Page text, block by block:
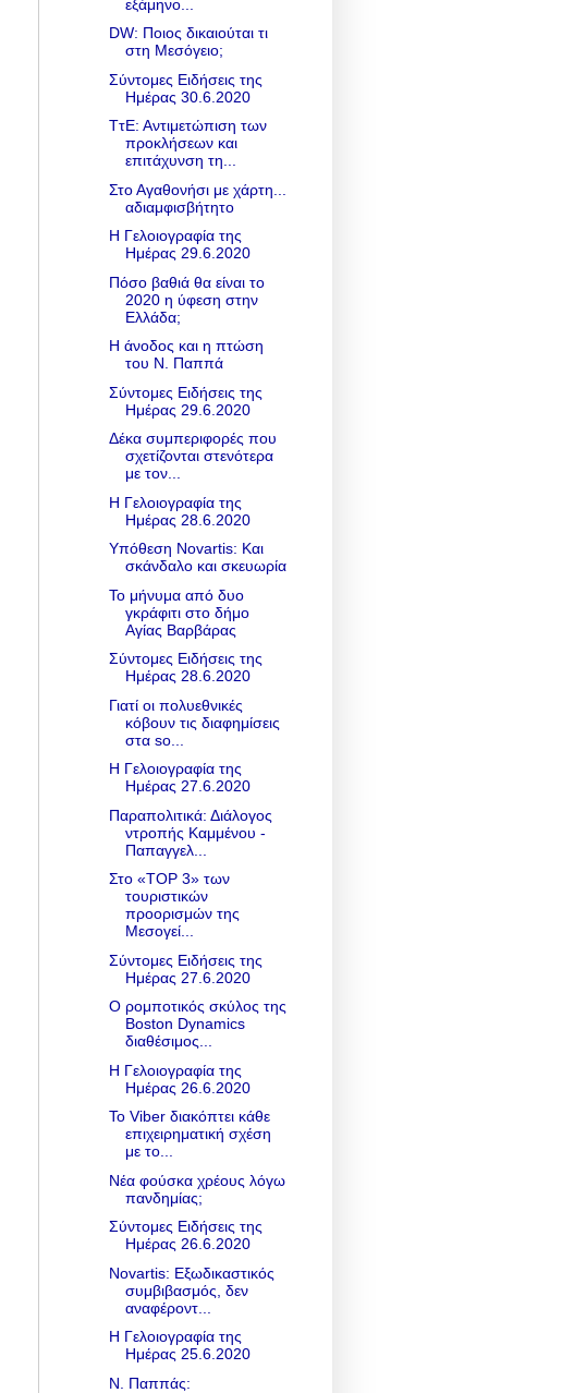
εξάμηνο...
DW: Ποιος δικαιούται τι
στη Μεσόγειο;
Σύντομες Ειδήσεις της
Ημέρας 30.6.2020
ΤτΕ: Αντιμετώπιση των
προκλήσεων και
επιτάχυνση τη...
Στο Αγαθονήσι με χάρτη...
αδιαμφισβήτητο
Η Γελοιογραφία της
Ημέρας 29.6.2020
Πόσο βαθιά θα είναι το
2020 η ύφεση στην
Ελλάδα;
H άνοδος και η πτώση
του Ν. Παππά
Σύντομες Ειδήσεις της
Ημέρας 29.6.2020
Δέκα συμπεριφορές που
σχετίζονται στενότερα
με τον...
Η Γελοιογραφία της
Ημέρας 28.6.2020
Υπόθεση Νοvartis: Και
σκάνδαλο και σκευωρία
Το μήνυμα από δυο
γκράφιτι στο δήμο
Αγίας Βαρβάρας
Σύντομες Ειδήσεις της
Ημέρας 28.6.2020
Γιατί οι πολυεθνικές
κόβουν τις διαφημίσεις
στα so...
Η Γελοιογραφία της
Ημέρας 27.6.2020
Παραπολιτικά: Διάλογος
ντροπής Καμμένου -
Παπαγγελ...
Στο «TOP 3» των
τουριστικών
προορισμών της
Μεσογεί...
Σύντομες Ειδήσεις της
Ημέρας 27.6.2020
Ο ρομποτικός σκύλος της
Boston Dynamics
διαθέσιμος...
Η Γελοιογραφία της
Ημέρας 26.6.2020
To Viber διακόπτει κάθε
επιχειρηματική σχέση
με το...
Νέα φούσκα χρέους λόγω
πανδημίας;
Σύντομες Ειδήσεις της
Ημέρας 26.6.2020
Novartis: Eξωδικαστικός
συμβιβασμός, δεν
αναφέροντ...
Η Γελοιογραφία της
Ημέρας 25.6.2020
Ν. Παππάς: